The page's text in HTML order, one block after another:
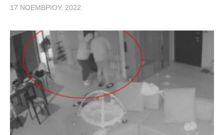
17 ΝΟΕΜΒΡΊΟΥ, 2022